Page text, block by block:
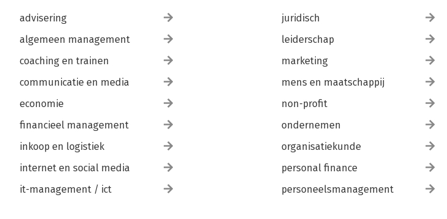
advisering
algemeen management
coaching en trainen
communicatie en media
economie
financieel management
inkoop en logistiek
internet en social media
it-management / ict
juridisch
leiderschap
marketing
mens en maatschappij
non-profit
ondernemen
organisatiekunde
personal finance
personeelsmanagement